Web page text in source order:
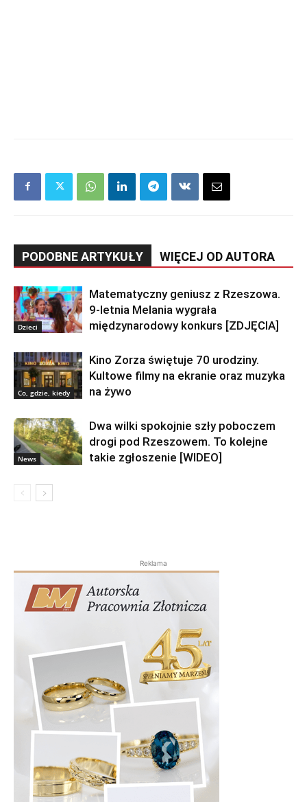
PODOBNE ARTYKUŁY WIĘCEJ OD AUTORA
Dzieci
Matematyczny geniusz z Rzeszowa.
9-letnia Melania wygrała
międzynarodowy konkurs [ZDJĘCIA]
Co, gdzie, kiedy
Kino Zorza świętuje 70 urodziny.
Kultowe filmy na ekranie oraz muzyka
na żywo
News
Dwa wilki spokojnie szły poboczem
drogi pod Rzeszowem. To kolejne
takie zgłoszenie [WIDEO]
Reklama